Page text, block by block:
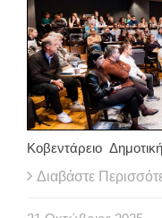
Κοβεντάρειο
Διαβάστε